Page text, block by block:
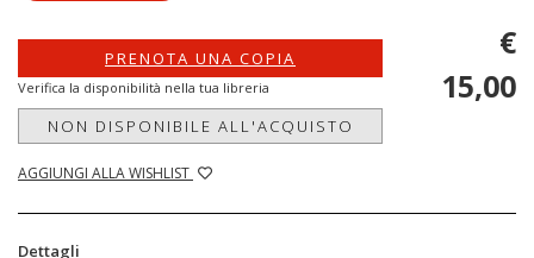
PRENOTA UNA COPIA
Verifica la disponibilità nella tua libreria
NON DISPONIBILE ALL'ACQUISTO
AGGIUNGI ALLA WISHLIST
€
15,00
Dettagli